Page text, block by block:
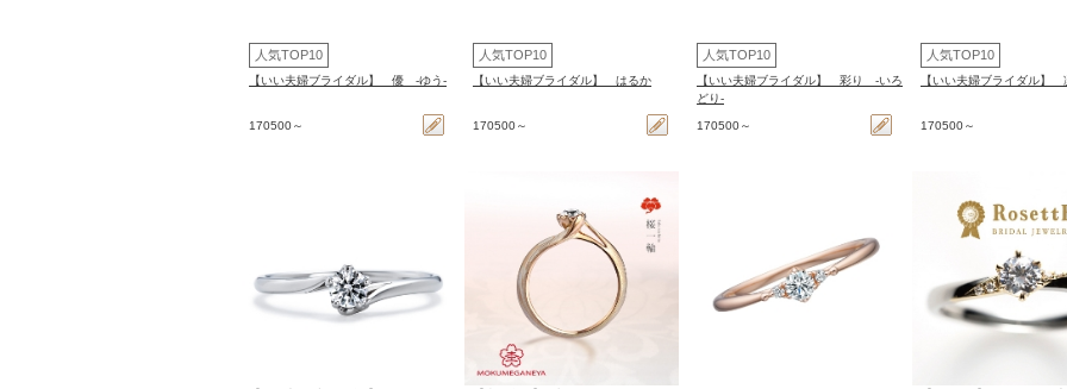
人気TOP10
【いい夫婦ブライダル】 優 -ゆう-
170500～
人気TOP10
【いい夫婦ブライダル】 はるか
170500～
人気TOP10
【いい夫婦ブライダル】 彩り -いろ
どり-
170500～
人気TOP10
【いい夫婦ブライダル
170500～